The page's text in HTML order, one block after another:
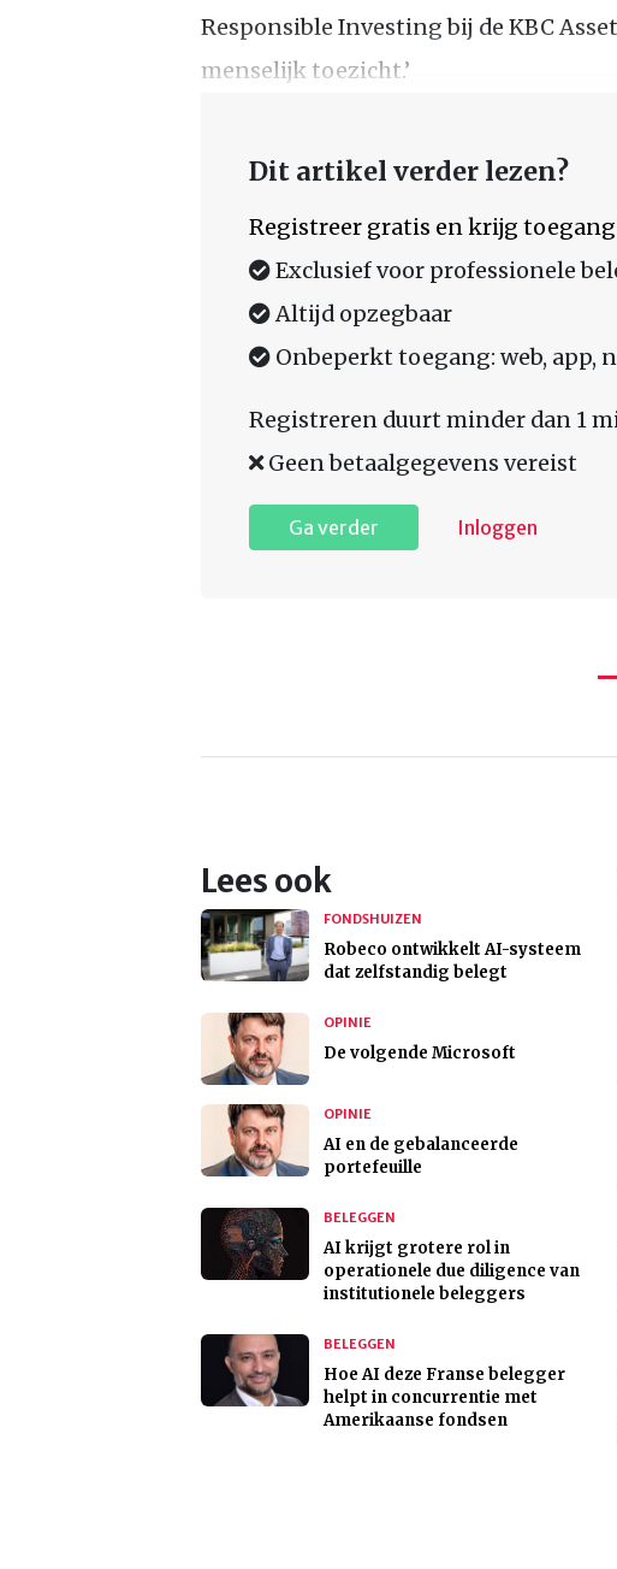
Responsible Investing bij de KBC
menselijk toezicht.’
Dit artikel verder lezen?
Registreer gratis en krijg
Exclusief voor professionele
Altijd opzegbaar
Onbeperkt toegang: web, app,
Registreren duurt minder dan 1
Geen betaalgegevens vereist
Ga verder Inloggen
Lees ook
FONDSHUIZEN
Robeco ontwikkelt AI-systeem
dat zelfstandig belegt
OPINIE
De volgende Microsoft
OPINIE
AI en de gebalanceerde
portefeuille
BELEGGEN
AI krijgt grotere rol in
operationele due diligence van
institutionele beleggers
BELEGGEN
Hoe AI deze Franse belegger
helpt in concurrentie met
Amerikaanse fondsen